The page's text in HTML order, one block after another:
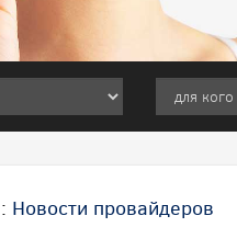
: Новости провайдеров